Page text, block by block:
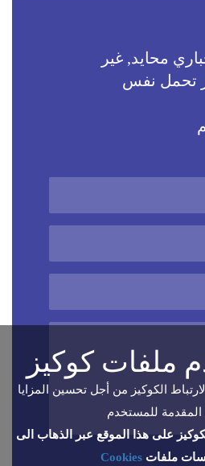
محايد, غير
تحمل نفس
ملفات كوكيز
الكوكيز من أجل تحسين المزايا
المقدمة للمستخدم
على هذا الموقع عبر الذهاب الى
ملفات Cookies